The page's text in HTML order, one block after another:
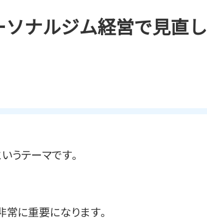
ナルジム経営で見直し
うテーマです。
に重要になります。